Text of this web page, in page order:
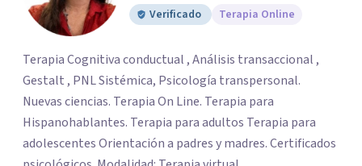
Verificado
Terapia Online
Terapia Cognitiva conductual , Análisis transaccional ,
Gestalt , PNL Sistémica, Psicología transpersonal.
Nuevas ciencias. Terapia On Line. Terapia para
Hispanohablantes. Terapia para adultos Terapia para
adolescentes Orientación a padres y madres. Certificados